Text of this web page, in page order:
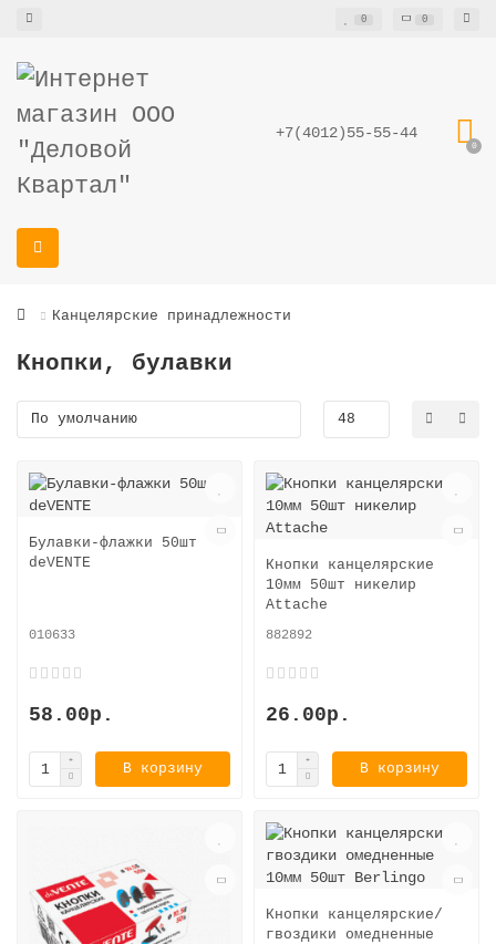
0 0
+7(4012)55-55-44
0
Канцелярские принадлежности
Кнопки, булавки
Булавки-флажки 50шт
deVENTE
010633
58.00р.
В корзину
Кнопки канцелярские
10мм 50шт никелир
Attache
882892
26.00р.
В корзину
Кнопки канцелярские/
гвоздики омедненные